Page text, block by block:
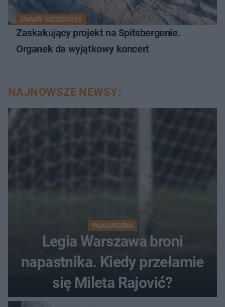
ZNAMY SZCZEGÓŁY
Zaskakujący projekt na Spitsbergenie.
Organek da wyjątkowy koncert
NAJNOWSZE NEWSY:
PIŁKA NOŻNA
Legia Warszawa broni
napastnika. Kiedy przełamie
się Mileta Rajović?